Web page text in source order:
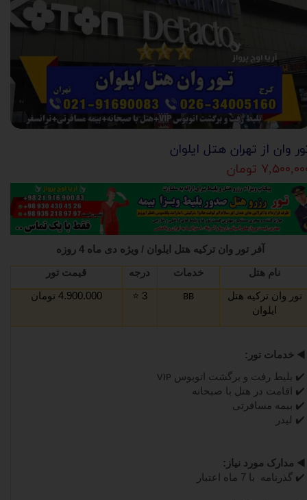
وان از تهران هتل ایلوان
تومان
آفر تور وان ترکیه هتل ایلوان / ویژه دی ماه 4 روزه
نام هتل خدمات درجه قیمت تور
تور وان ترکیه هتل
ایلوان
BB
3
⭐️ 4.900.000 تومان
◀️ خدمات تور:
✔️ بلیط رفت و برگشت اتوبوس VIP
✔️ اقامت در هتل با صبحانه
✔️ بیمه مسافرتی
✔️ لیدر
◀️ مدارک مورد نیاز:
✔️ گذرنامه با 7 ماه اعتبار